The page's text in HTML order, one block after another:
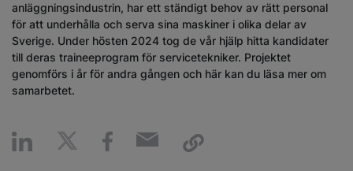
anläggningsindustrin, har ett ständigt behov av rätt personal
för att underhålla och serva sina maskiner i olika delar av
Sverige. Under hösten 2024 tog de vår hjälp hitta kandidater
till deras traineeprogram för servicetekniker. Projektet
genomförs i år för andra gången och här kan du läsa mer om
samarbetet.